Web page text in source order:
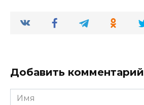
Добавить комментарий
Имя